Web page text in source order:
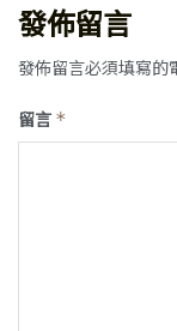
發佈留言
發佈留言必須填寫的
留言 *